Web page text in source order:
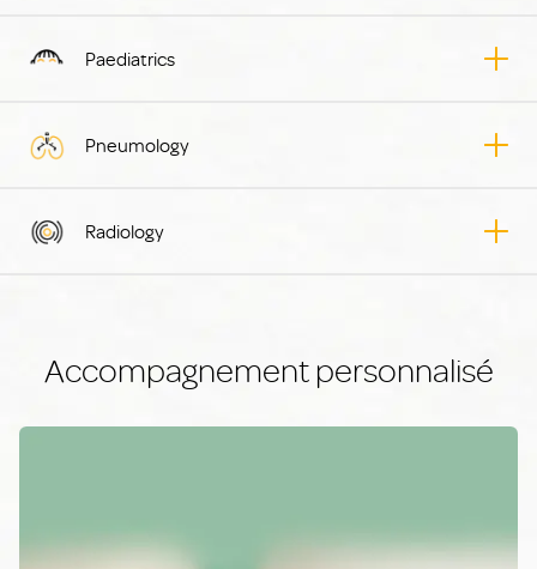
Paediatrics
Pneumology
Radiology
Accompagnement personnalisé